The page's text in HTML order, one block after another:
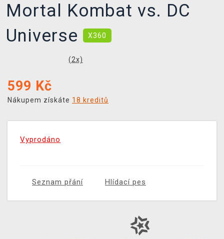
Mortal Kombat vs. DC
Universe
X360
(2x)
599 Kč
Nákupem získáte 18 kreditů
Vyprodáno
Seznam přání Hlídací pes